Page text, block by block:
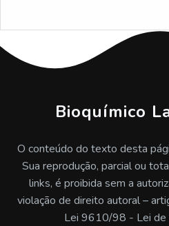
Empresa
Tratamento de água
Tratamento de água de
Tratamento de água
Tratamento químico de
Bioquímico
O conteúdo do texto desta
Sua reprodução, parcial ou
links, é proibida sem a
violação de direito autoral –
Lei 9610/98 - Lei de